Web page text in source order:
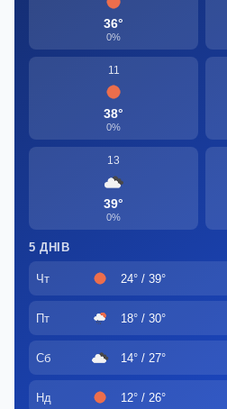
36°
0%
11
38°
0%
13
39°
0%
5 ДНІВ
Чт 24° / 39°
Пт 18° / 30°
Сб 14° / 27°
Нд 12° / 26°